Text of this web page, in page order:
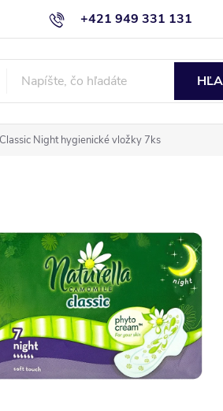
+421 949 331 131
Obchodné podmienky
Night hygienické vložky 7ks